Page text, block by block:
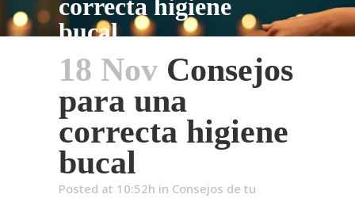
correcta higiene
bucal
18 Nov Consejos
para una
correcta higiene
bucal
Posted at 10:52h in Consejos de tu